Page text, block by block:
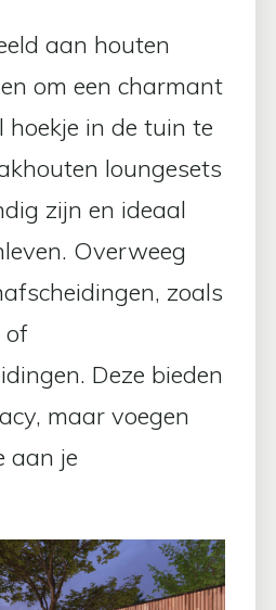
aan houten
om een charmant
in de tuin te
loungesets
zijn en ideaal
Overweeg
zoals
of
Deze bieden
maar voegen
aan je